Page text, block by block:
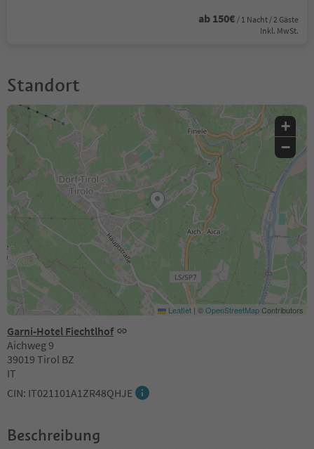
ab 150€ / 1 Nacht / 2 Gäste
Inkl. MwSt.
Standort
Garni-Hotel Fiechtlhof
Aichweg 9
39019 Tirol BZ
IT
CIN: IT021101A1ZR48QHJE
+
−
Leaflet | ©OpenStreetMapContributors
Beschreibung